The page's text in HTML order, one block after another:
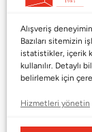
Alışveriş
Bazıları sitemizin
istatistikler, içerik
kullanılır. Detaylı
belirlemek için
Hizmetleri yönetin
İletişim